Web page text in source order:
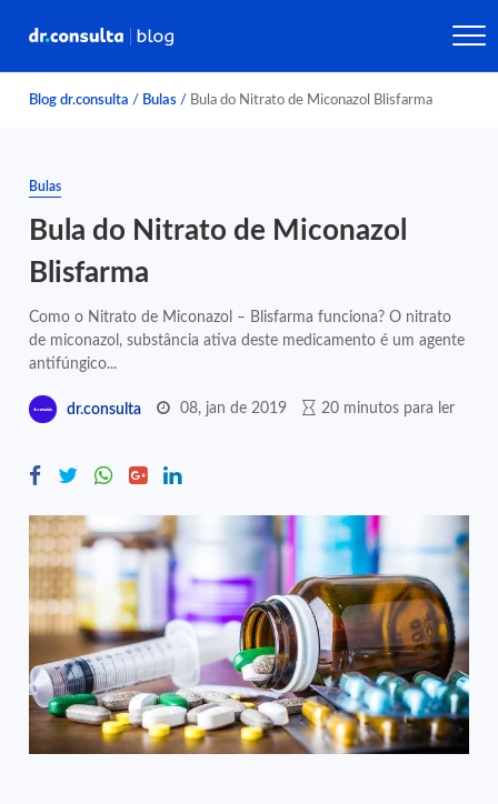
Blog dr.consulta / Bulas / Bula do Nitrato de Miconazol Blisfarma
Bulas
Bula do Nitrato de Miconazol
Blisfarma
Como o Nitrato de Miconazol – Blisfarma funciona? O nitrato
de miconazol, substância ativa deste medicamento é um agente
antifúngico...
dr.consulta 08, jan de 2019 20 minutos para ler